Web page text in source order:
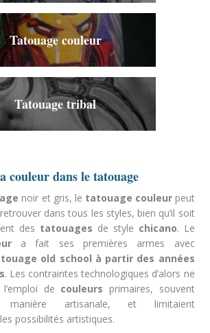
Tatouage couleur
Tatouage tribal
couleur dans le tatouage
noir et gris, le tatouage couleurpeut
dans tous les styles, bien qu’il soit
des tatouages de style chicano. Le
a fait ses premières armes avec
old school à partir des années
. Les contraintes technologiques d’alors ne
de couleurs primaires, souvent
manière artisanale, et limitaient
possibilités artistiques.